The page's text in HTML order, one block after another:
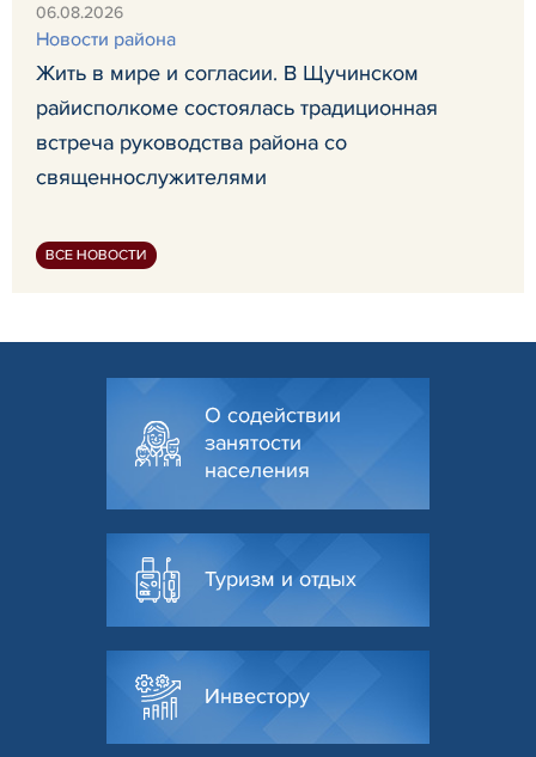
06.08.2026
Новости района
Жить в мире и согласии. В Щучинском
райисполкоме состоялась традиционная
встреча руководства района со
священнослужителями
ВСЕ НОВОСТИ
О содействии
занятости
населения
Туризм и отдых
Инвестору